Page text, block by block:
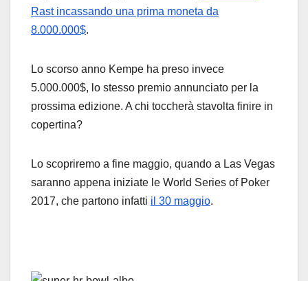
Rast incassando una prima moneta da
8.000.000$.
Lo scorso anno Kempe ha preso invece
5.000.000$, lo stesso premio annunciato per la
prossima edizione. A chi toccherà stavolta finire in
copertina?
Lo scopriremo a fine maggio, quando a Las Vegas
saranno appena iniziate le World Series of Poker
2017, che partono infatti il 30 maggio.